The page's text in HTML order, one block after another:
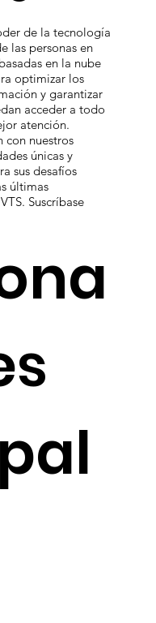
la
de la tecnología
las personas en
en la nube
optimizar los
atención.
nuestros
únicas y
Suscríbase